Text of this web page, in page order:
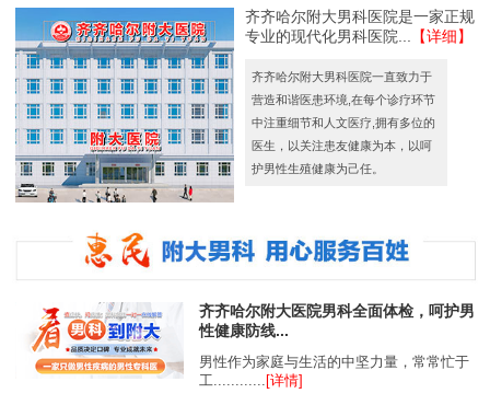
齐齐哈尔附大男科医院是一家正规
专业的现代化男科医院...
【详细】
齐齐哈尔附大男科医院一直致力于
营造和谐医患环境,在每个诊疗环节
中注重细节和人文医疗,拥有多位的
医生，以关注患友健康为本，以呵
护男性生殖健康为己任。
齐齐哈尔附大医院男科全面体检，呵护男
性健康防线...
男性作为家庭与生活的中坚力量，常常忙于
工............ [详情]